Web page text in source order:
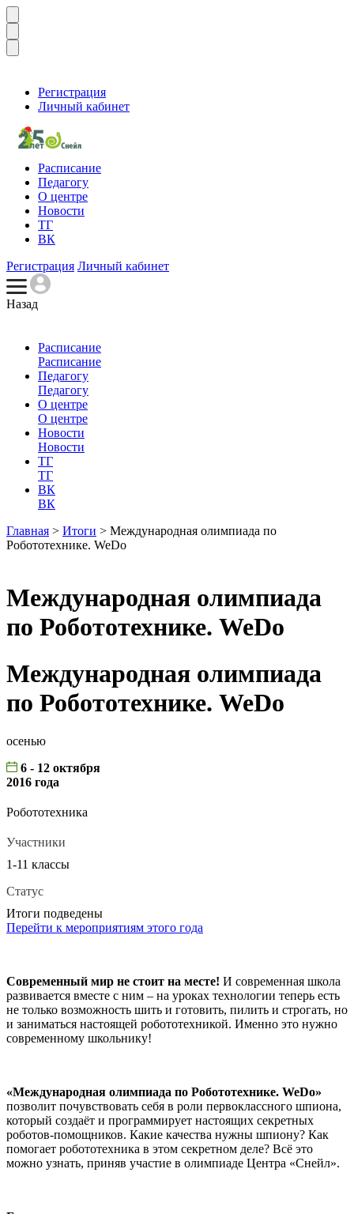
Регистрация
Личный кабинет
Расписание
Педагогу
О центре
Новости
ТГ
ВК
Регистрация Личный кабинет
Назад
Расписание
Расписание
Педагогу
Педагогу
О центре
О центре
Новости
Новости
ТГ
ТГ
ВК
ВК
Главная > Итоги > Международная олимпиада по
Робототехнике. WeDo
Международная олимпиада
по Робототехнике. WeDo
Международная олимпиада
по Робототехнике. WeDo
осенью
6 - 12 октября
2016 года
Робототехника
Участники
1-11 классы
Статус
Итоги подведены
Перейти к мероприятиям этого года
Современный мир не стоит на месте! И современная школа
развивается вместе с ним – на уроках технологии теперь есть
не только возможность шить и готовить, пилить и строгать, но
и заниматься настоящей робототехникой. Именно это нужно
современному школьнику!
«Международная олимпиада по Робототехнике. WeDo»
позволит почувствовать себя в роли первоклассного шпиона,
который создаёт и программирует настоящих секретных
роботов-помощников. Какие качества нужны шпиону? Как
помогает робототехника в этом секретном деле? Всё это
можно узнать, приняв участие в олимпиаде Центра «Снейл».